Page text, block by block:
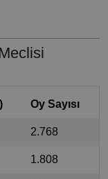
Oy Sayısı
2.768
1.808